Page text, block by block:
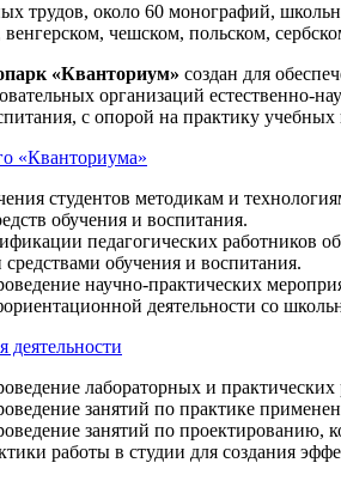
трудов, около 60 монографий,
чешском, польском,
«Кванториум» создан для
организаций естественно-
с опорой на практику
«Кванториума»
студентов методикам и
обучения и воспитания.
педагогических работников
обучения и воспитания.
научно-практических
деятельности со
лабораторных и
занятий по практике
занятий по
работы в студии для создания